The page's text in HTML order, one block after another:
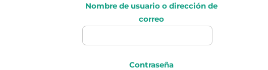
Nombre de usuario o dirección de
correo
Contraseña